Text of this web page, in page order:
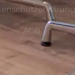
AGB